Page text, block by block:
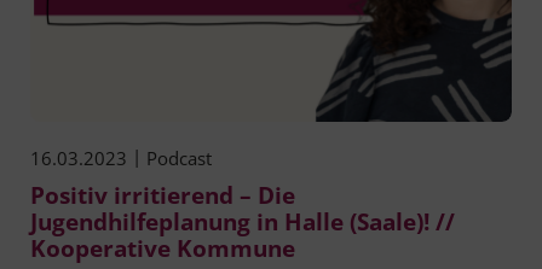
16.03.2023 | Podcast
Positiv irritierend – Die
Jugendhilfeplanung in Halle (Saale)! //
Kooperative Kommune